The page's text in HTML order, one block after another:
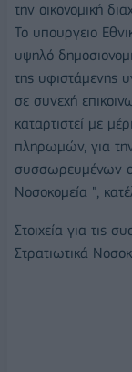
την οικονομική
Το υπουργειο
υψηλό
της υφιστάμενης
σε συνεχή
καταρτιστεί με
πληρωμών, για
συσσωρευμένων
Νοσοκομεία ",
Στοιχεία για τις
Στρατιωτικά